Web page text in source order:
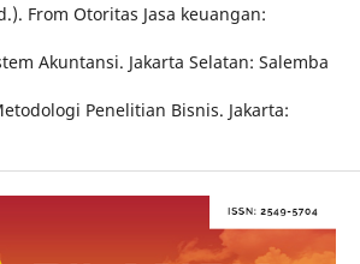
From Otoritas Jasa keuangan:
Akuntansi. Jakarta Selatan: Salemba
Penelitian Bisnis. Jakarta: